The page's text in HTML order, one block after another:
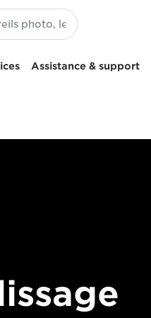
Assistance & support